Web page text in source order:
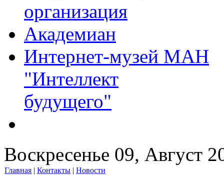
организация
Академиан
Интернет-музей МАН
"Интеллект
будущего"
Воскресенье 09, Август
Главная | Контакты | Новости